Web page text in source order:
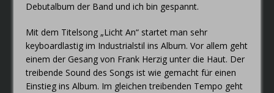
Debutalbum der Band und ich bin gespannt.
Mit dem Titelsong „Licht An“ startet man sehr
keyboardlastig im Industrialstil ins Album. Vor allem geht
einem der Gesang von Frank Herzig unter die Haut. Der
treibende Sound des Songs ist wie gemacht für einen
Einstieg ins Album. Im gleichen treibenden Tempo geht